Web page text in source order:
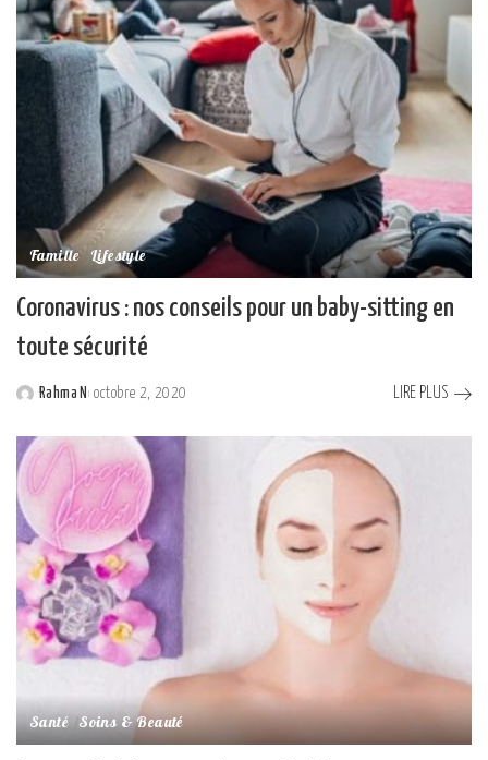
Famille Lifestyle
Coronavirus : nos conseils pour un baby-sitting en
toute sécurité
Posted
Rahma N octobre 2, 2020 LIRE PLUS
Santé Soins & Beauté